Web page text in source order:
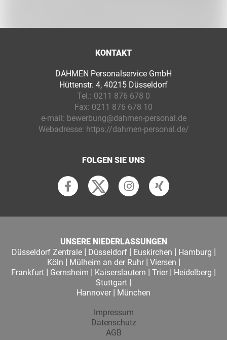
KONTAKT
DAHMEN Personalservice GmbH
Hüttenstr. 4, 40215 Düsseldorf
Tel.: 0211 876 678 0
Fax: 0211 876 678 10
e-mail: bewerbung@dahmen-personal.de
Webadresse: https://dahmen-personal.de/
FOLGEN SIE UNS
UNSERE NIEDERLASSUNGEN
Düsseldorf Zentrale| Düsseldorf| Euskirchen | Hamburg |
Köln | Mülheim an der Ruhr| Viersen |
Frankfurt | Gernsheim | Kaiserslautern | Trier | Heidelberg |
Stuttgart |
Hannover | München
Impressum
Datenschutz
AGB